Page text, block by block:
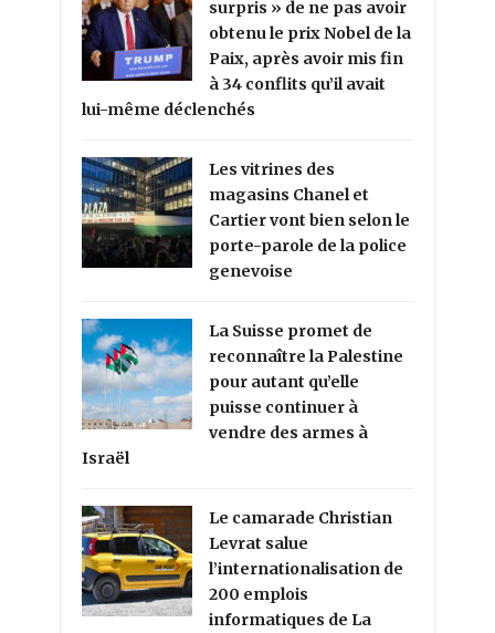
surpris » de ne pas avoir
obtenu le prix Nobel de la
Paix, après avoir mis fin
à 34 conflits qu’il avait
lui-même déclenchés
Les vitrines des
magasins Chanel et
Cartier vont bien selon le
porte-parole de la police
genevoise
La Suisse promet de
reconnaître la Palestine
pour autant qu’elle
puisse continuer à
vendre des armes à
Israël
Le camarade Christian
Levrat salue
l’internationalisation de
200 emplois
informatiques de La